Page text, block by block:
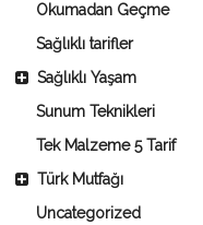
Okumadan Geçme
Sağlıklı tarifler
Sağlıklı Yaşam
Sunum Teknikleri
Tek Malzeme 5 Tarif
Türk Mutfağı
Uncategorized